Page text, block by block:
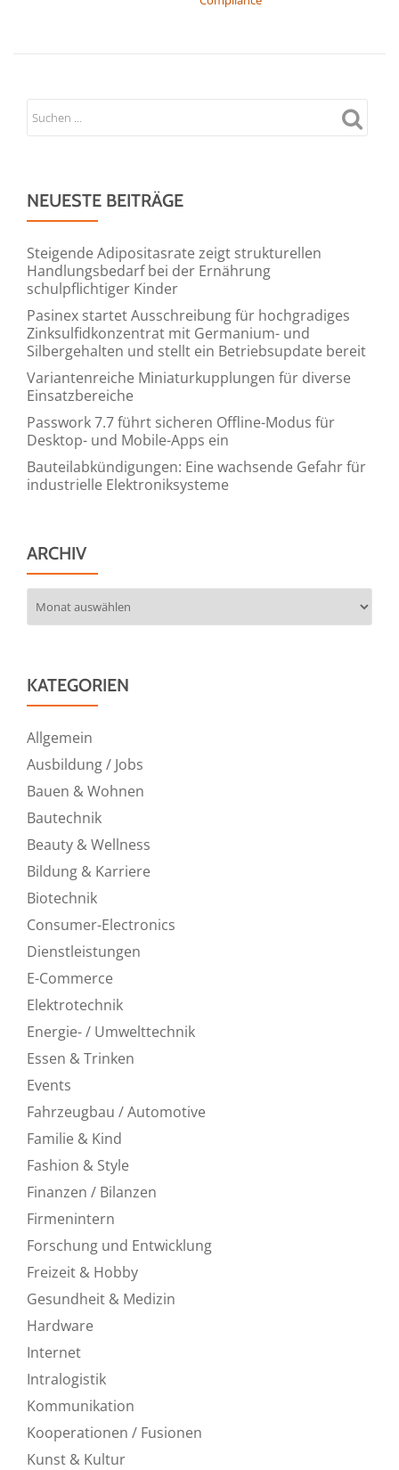
NEUESTE BEITRÄGE
Steigende Adipositasrate zeigt strukturellen
Handlungsbedarf bei der Ernährung
schulpflichtiger Kinder
Pasinex startet Ausschreibung für hochgradiges
Zinksulfidkonzentrat mit Germanium- und
Silbergehalten und stellt ein Betriebsupdate bereit
Variantenreiche Miniaturkupplungen für diverse
Einsatzbereiche
Passwork 7.7 führt sicheren Offline-Modus für
Desktop- und Mobile-Apps ein
Bauteilabkündigungen: Eine wachsende Gefahr für
industrielle Elektroniksysteme
ARCHIV
KATEGORIEN
Allgemein
Ausbildung / Jobs
Bauen & Wohnen
Bautechnik
Beauty & Wellness
Bildung & Karriere
Biotechnik
Consumer-Electronics
Dienstleistungen
E-Commerce
Elektrotechnik
Energie- / Umwelttechnik
Essen & Trinken
Events
Fahrzeugbau / Automotive
Familie & Kind
Fashion & Style
Finanzen / Bilanzen
Firmenintern
Forschung und Entwicklung
Freizeit & Hobby
Gesundheit & Medizin
Hardware
Internet
Intralogistik
Kommunikation
Kooperationen / Fusionen
Kunst & Kultur